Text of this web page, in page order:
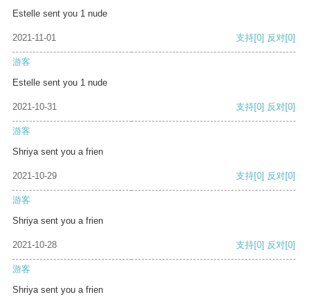
Estelle sent you 1 nude
2021-11-01 支持[0] 反对[0]
游客
Estelle sent you 1 nude
2021-10-31 支持[0] 反对[0]
游客
Shriya sent you a frien
2021-10-29 支持[0] 反对[0]
游客
Shriya sent you a frien
2021-10-28 支持[0] 反对[0]
游客
Shriya sent you a frien